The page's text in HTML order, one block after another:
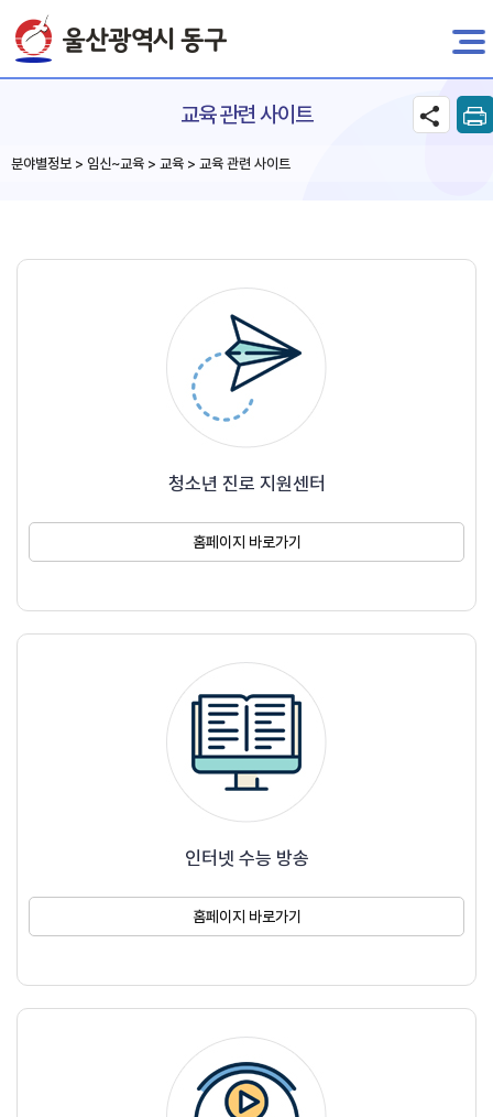
전자민원
교육 관련 사이트
분야별정보 > 임신~교육 > 교육 > 교육 관련 사이트
청소년 진로 지원센터
홈페이지 바로가기
인터넷 수능 방송
홈페이지 바로가기